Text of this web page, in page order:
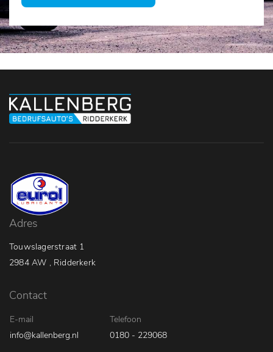
Adres
Touwslagerstraat 1
2984 AW , Ridderkerk
Contact
E-mail
info@kallenberg.nl
Telefoon
0180 - 229068